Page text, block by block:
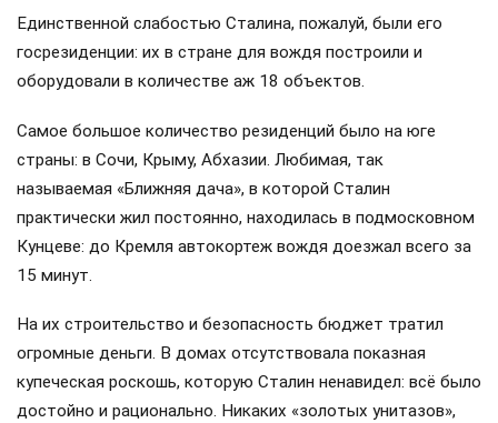
Единственной слабостью Сталина, пожалуй, были его
госрезиденции: их в стране для вождя построили и
оборудовали в количестве аж 18 объектов.
Самое большое количество резиденций было на юге
страны: в Сочи, Крыму, Абхазии. Любимая, так
называемая «Ближняя дача», в которой Сталин
практически жил постоянно, находилась в подмосковном
Кунцеве: до Кремля автокортеж вождя доезжал всего за
15 минут.
На их строительство и безопасность бюджет тратил
огромные деньги. В домах отсутствовала показная
купеческая роскошь, которую Сталин ненавидел: всё было
достойно и рационально. Никаких «золотых унитазов»,